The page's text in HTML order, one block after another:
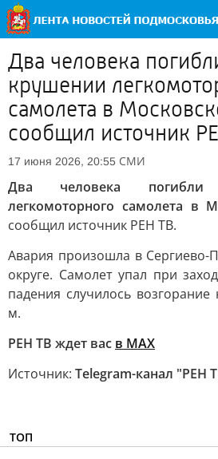
Два человека
крушении
самолета в
сообщил источник
17 июня 2026, 20:55 СМИ
Два человека
легкомоторного самолета в
сообщил источник РЕН ТВ.
Авария произошла в Сергиево-
округе. Самолет упал при
падения случилось
м.
РЕН ТВ ждет вас в MAX
Источник: Telegram-канал "РЕН
ТОП